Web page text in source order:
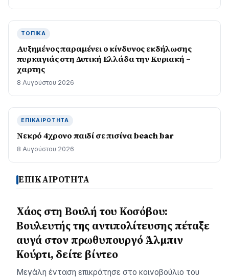
ΤΟΠΙΚΆ
Αυξημένος παραμένει ο κίνδυνος εκδήλωσης
πυρκαγιάς στη Δυτική Ελλάδα την Κυριακή –
χαρτης
8 Αυγούστου 2026
ΕΠΙΚΑΙΡΌΤΗΤΑ
Νεκρό 4χρονο παιδί σε πισίνα beach bar
8 Αυγούστου 2026
ΕΠΙΚΑΙΡΟΤΗΤΑ
Χάος στη Βουλή του Κοσόβου:
Βουλευτής της αντιπολίτευσης πέταξε
αυγά στον πρωθυπουργό Άλμπιν
Κούρτι, δείτε βίντεο
Μεγάλη ένταση επικράτησε στο κοινοβούλιο του